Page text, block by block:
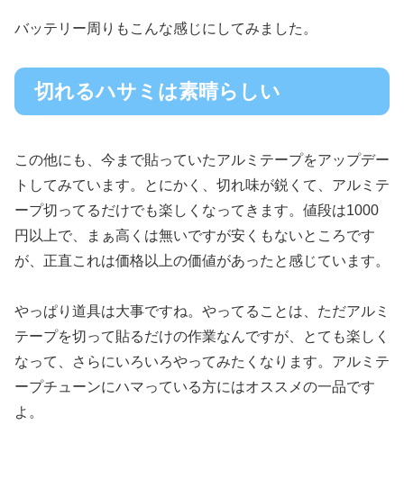
バッテリー周りもこんな感じにしてみました。
切れるハサミは素晴らしい
この他にも、今まで貼っていたアルミテープをアップデー
トしてみています。とにかく、切れ味が鋭くて、アルミテ
ープ切ってるだけでも楽しくなってきます。値段は1000
円以上で、まぁ高くは無いですが安くもないところです
が、正直これは価格以上の価値があったと感じています。
やっぱり道具は大事ですね。やってることは、ただアルミ
テープを切って貼るだけの作業なんですが、とても楽しく
なって、さらにいろいろやってみたくなります。アルミテ
ープチューンにハマっている方にはオススメの一品です
よ。